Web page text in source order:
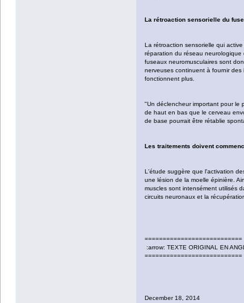
La rétroaction sensorielle du
La rétroaction sensorielle qui
réparation du réseau
fuseaux neuromusculaires sont
nerveuses continuent à fournir des
fonctionnent plus.
"Un déclencheur important pour le
de haut en bas que le cerveau
de base pourrait être rétablie
Les traitements doivent
L'étude suggère que l'activation
une lésion de la moelle épinière.
muscles sont intensément utilisés
circuits neuronaux et la
===========================
:arrow: TEXTE ORIGINAL EN
===========================
December 18, 2014